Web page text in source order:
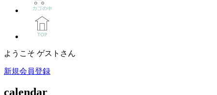
ようこそ ゲストさん
新規会員登録
calendar